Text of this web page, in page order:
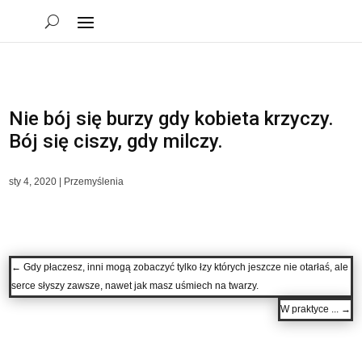
Nie bój się burzy gdy kobieta krzyczy.
Bój się ciszy, gdy milczy.
sty 4, 2020 Przemyślenia
←Gdy płaczesz, inni mogą zobaczyć tylko łzy których jeszcze nie otarłaś, ale
serce słyszy zawsze, nawet jak masz uśmiech na twarzy.
W praktyce ...→